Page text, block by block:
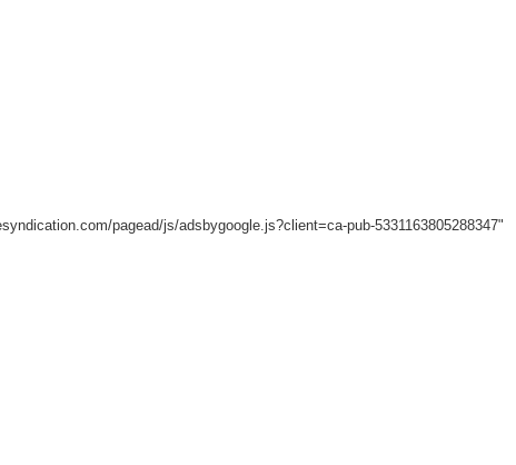
pagead/js/adsbygoogle.js?client=ca-pub-5331163805288347"